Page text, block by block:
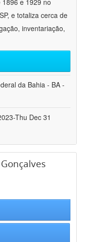
1896 e 1929 no
e totaliza cerca de
inventariação,
da Bahia - BA -
Thu Dec 31